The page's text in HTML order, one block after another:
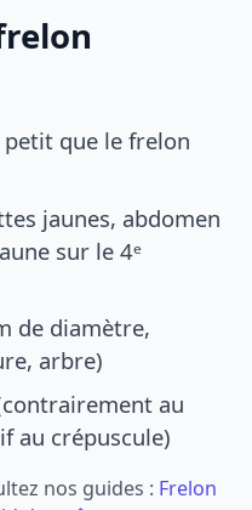
que le frelon
jaunes, abdomen
sur le 4ᵉ
de diamètre,
arbre)
au
au crépuscule)
nos guides : Frelon